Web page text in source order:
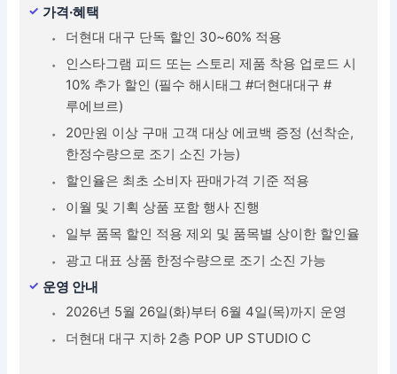
가격·혜택
더현대 대구 단독 할인 30~60% 적용
인스타그램 피드 또는 스토리 제품 착용 업로드 시
10% 추가 할인 (필수 해시태그 #더현대대구 #
루에브르)
20만원 이상 구매 고객 대상 에코백 증정 (선착순,
한정수량으로 조기 소진 가능)
할인율은 최초 소비자 판매가격 기준 적용
이월 및 기획 상품 포함 행사 진행
일부 품목 할인 적용 제외 및 품목별 상이한 할인율
광고 대표 상품 한정수량으로 조기 소진 가능
운영 안내
2026년 5월 26일(화)부터 6월 4일(목)까지 운영
더현대 대구 지하 2층 POP UP STUDIO C